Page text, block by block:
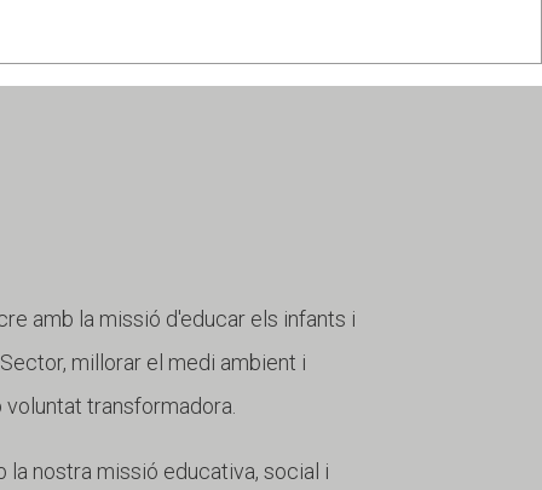
amb la missió d'educar els infants i
millorar el medi ambient i
transformadora.
la nostra missió educativa, social i